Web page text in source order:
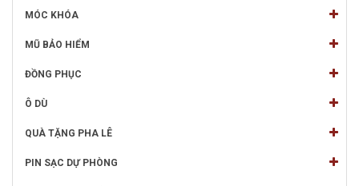
MÓC KHÓA
MŨ BẢO HIỂM
ĐỒNG PHỤC
Ô DÙ
QUÀ TẶNG PHA LÊ
PIN SẠC DỰ PHÒNG